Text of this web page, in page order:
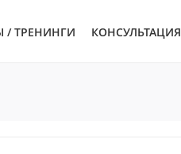
/ ТРЕНИНГИ КОНСУЛЬТАЦИЯ